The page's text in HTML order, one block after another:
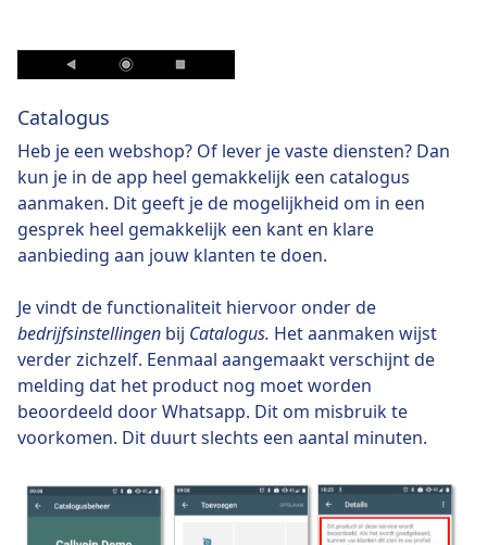
Catalogus
Heb je een webshop? Of lever je vaste diensten? Dan
kun je in de app heel gemakkelijk een catalogus
aanmaken. Dit geeft je de mogelijkheid om in een
gesprek heel gemakkelijk een kant en klare
aanbieding aan jouw klanten te doen.
Je vindt de functionaliteit hiervoor onder de
bedrijfsinstellingen bij Catalogus. Het aanmaken wijst
verder zichzelf. Eenmaal aangemaakt verschijnt de
melding dat het product nog moet worden
beoordeeld door Whatsapp. Dit om misbruik te
voorkomen. Dit duurt slechts een aantal minuten.